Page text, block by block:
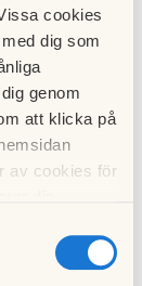
cookies
dig som
genom
att klicka på
av cookies för
nr 3
på
du också
förändringar
som